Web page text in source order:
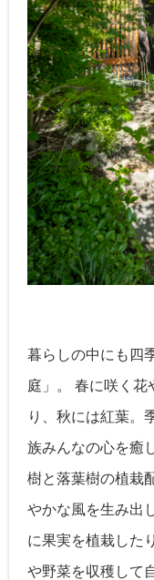
暮らしの中にも四
庭」。 春に咲く花
り、秋には紅葉。
族みんなの心を癒
樹と落葉樹の植栽
やかな風を生み出
に果実を植栽した
や野菜を収穫して